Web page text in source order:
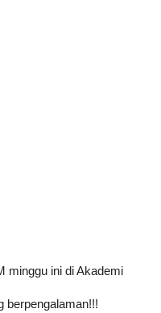
minggu ini di Akademi
berpengalaman!!!